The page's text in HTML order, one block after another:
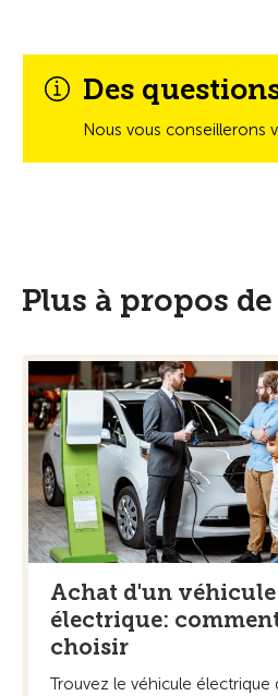
Des
Nous vous conseillerons
Plus à propos
Achat d'un véhicule
électrique:
choisir
Trouvez le véhicule électrique